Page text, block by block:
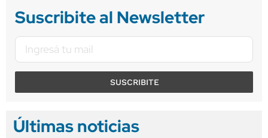
Suscribite al Newsletter
SUSCRIBITE
Últimas noticias